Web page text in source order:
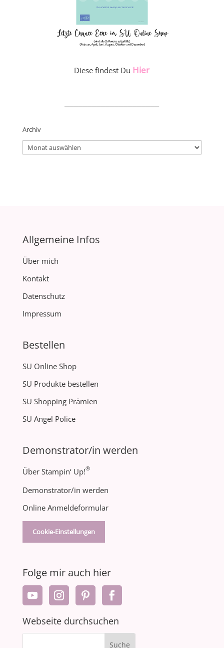
Diese findest Du Hier
Archiv
Archiv
Allgemeine Infos
Über mich
Kontakt
Datenschutz
Impressum
Bestellen
SU Online Shop
SU Produkte bestellen
SU Shopping Prämien
SU Angel Police
Demonstrator/in werden
Über Stampin‘ Up!®
Demonstrator/in werden
Online Anmeldeformular
Cookie-Einstellungen
Folge mir auch hier
Webseite durchsuchen